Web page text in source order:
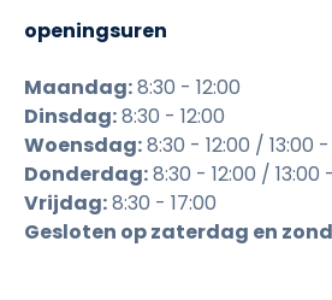
openingsuren
Maandag:8:30 - 12:00
Dinsdag:8:30 - 12:00
Woensdag:8:30 - 12:00 / 13:00 -
Donderdag:8:30 - 12:00 / 13:00
Vrijdag:8:30 - 17:00
Gesloten op zaterdag en